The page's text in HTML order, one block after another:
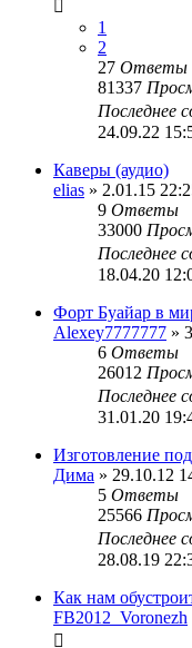
1
2
27 Ответы
81337
Последнее
24.09.22
Каверы (аудио)
elias » 2.01.15
9 Ответы
33000
Последнее
18.04.20
Форт Буайар в
Alexey7777777 »
6 Ответы
26012
Последнее
31.01.20
Изготовление
Дима » 29.10.12
5 Ответы
25566
Последнее
28.08.19
Как нам
FB2012_Voronezh